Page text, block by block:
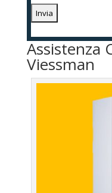
Assistenza
Viessman